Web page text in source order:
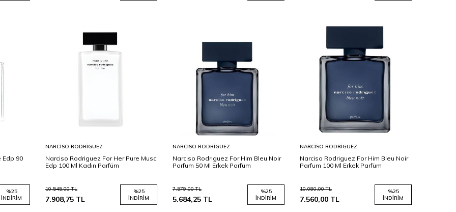
Edp 90
%25
İNDIRIM
Ekle
NARCISO RODRIGUEZ
Narciso Rodriguez For Her Pure Musc
Edp 100 Ml Kadın Parfüm
10.545,00TL
7.908,75 TL
%25
İNDIRIM
Ekle
NARCISO RODRIGUEZ
Narciso Rodriguez For Him Bleu Noir
Parfum 50 Ml Erkek Parfüm
7.579,00TL
5.684,25 TL
%25
İNDIRIM
Ekle
NARCISO RODRIGUEZ
Narciso Rodriguez For Him Bleu Noir
Parfum 100 Ml Erkek Parfüm
10.080,00TL
7.560,00 TL
%25
İNDIRIM